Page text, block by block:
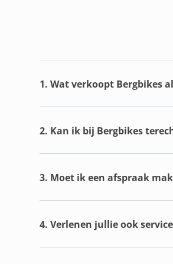
1. Wat verkoopt Bergbikes
2. Kan ik bij Bergbikes
3. Moet ik een afspraak
4. Verlenen jullie ook